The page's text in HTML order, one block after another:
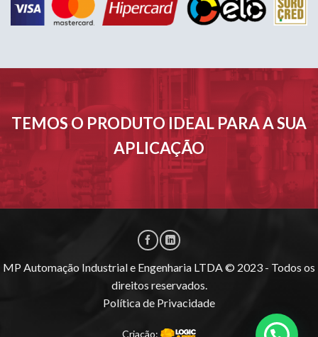
TEMOS O PRODUTO IDEAL PARA A SUA
APLICAÇÃO
MP Automação Industrial e Engenharia LTDA © 2023 - Todos os
direitos reservados.
Política de Privacidade
Criação: